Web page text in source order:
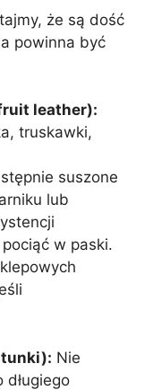
że są dość
powinna być
leather):
truskawki,
suszone
lub
w paski.
Nie